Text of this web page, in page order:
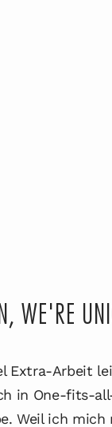
WE'RE
Extra-Arbeit
in One-fits-
Weil ich